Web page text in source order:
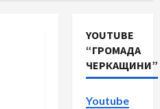
YOUTUBE
“ГРОМАДА
ЧЕРКАЩИНИ”
Youtube